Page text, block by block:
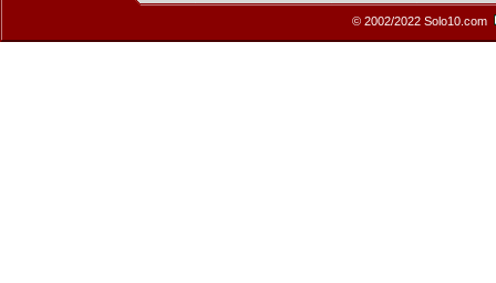
© 2002/2022 Solo10.com